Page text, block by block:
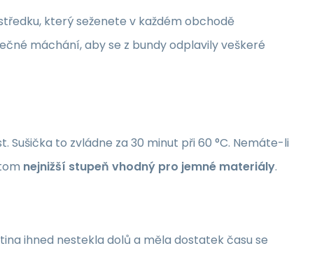
který seženete v každém obchodě
máchání, aby se z bundy odplavily veškeré
to zvládne za 30 minut při 60 °C. Nemáte-li
nejnižší stupeň vhodný pro jemné materiály.
ihned nestekla dolů a měla dostatek času se